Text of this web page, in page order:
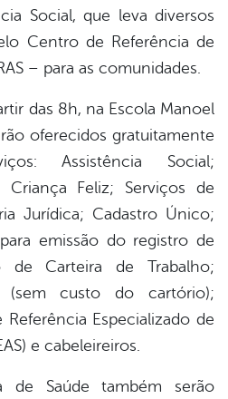
Social, que leva diversos
Centro de Referência de
– para as comunidades.
das 8h, na Escola Manoel
oferecidos gratuitamente
Assistência Social;
Criança Feliz; Serviços de
Jurídica; Cadastro Único;
emissão do registro de
de Carteira de Trabalho;
(sem custo do cartório);
Especializado de
e cabeleireiros.
de Saúde também serão